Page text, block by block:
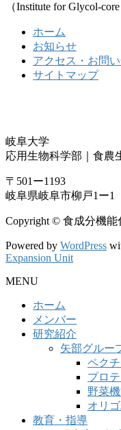
（Institute for Glycol-
ホーム
お知らせ
アクセス・お問
サイトマップ
岐阜大学
応用生物科学部｜食農
〒501ー1193
岐阜県岐阜市柳戸1ー1
Copyright © 食成分機能
Powered by WordPress
Expansion Unit
MENU
ホーム
メンバー
研究紹介
矢部グルー
ペク
プロ
野菜
オリ
教育・指導